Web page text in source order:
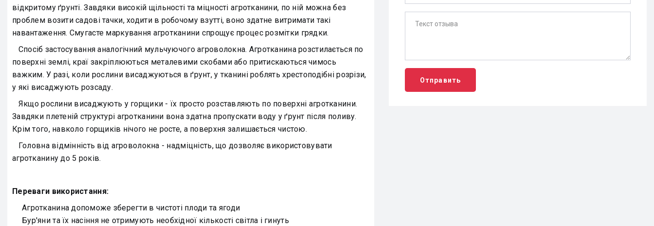
відкритому ґрунті. Завдяки високій щільності та міцності агротканини, по ній можна без
проблем возити садові тачки, ходити в робочому взутті, воно здатне витримати такі
навантаження. Смугасте маркування агротканини спрощує процес розмітки грядки.
Спосіб застосування аналогічний мульчуючого агроволокна. Агротканина розстилається по
поверхні землі, краї закріплюються металевими скобами або притискаються чимось
важким. У разі, коли рослини висаджуються в ґрунт, у тканині роблять хрестоподібні розрізи,
у які висаджують розсаду.
Якщо рослини висаджують у горщики - їх просто розставляють по поверхні агротканини.
Завдяки плетеній структурі агротканини вона здатна пропускати воду у ґрунт після поливу.
Крім того, навколо горщиків нічого не росте, а поверхня залишається чистою.
Головна відмінність від агроволокна - надміцність, що дозволяє використовувати
агротканину до 5 років.
Переваги використання:
Агротканина допоможе зберегти в чистоті плоди та ягоди
Бур'яни та їх насіння не отримують необхідної кількості світла і гинуть
Отправить